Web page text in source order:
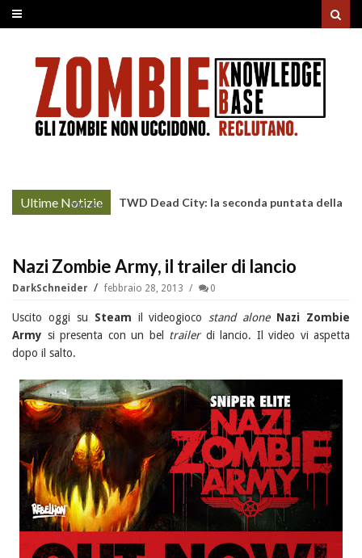
Ultime Notizie
More »
TWD Dead City: la seconda puntata della
Nazi Zombie Army, il trailer di lancio
DarkSchneider febbraio 28, 2013 0
Uscito oggi su Steam il videogiocostand alone Nazi Zombie
Army si presenta con un bel trailerdi lancio. Il video vi aspetta
dopo il salto.